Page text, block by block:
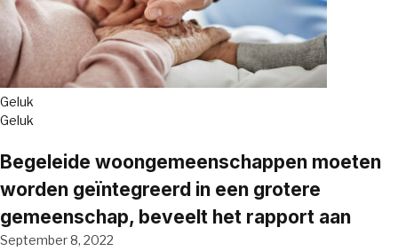
Geluk
Geluk
Begeleide woongemeenschappen moeten
worden geïntegreerd in een grotere
gemeenschap, beveelt het rapport aan
September 8, 2022